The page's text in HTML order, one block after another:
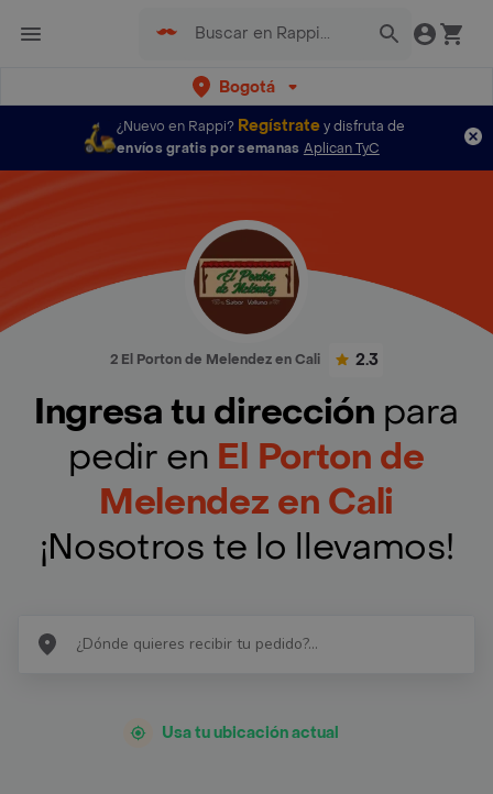
Bogotá
¿Nuevo en Rappi? Regístratey disfruta de
envíos gratis por semanas Aplican TyC
2 El Porton de Melendez en Cali 2.3
Ingresa tu dirección para
pedir en El Porton de
Melendez en Cali
¡Nosotros te lo llevamos!
Usa tu ubicación actual